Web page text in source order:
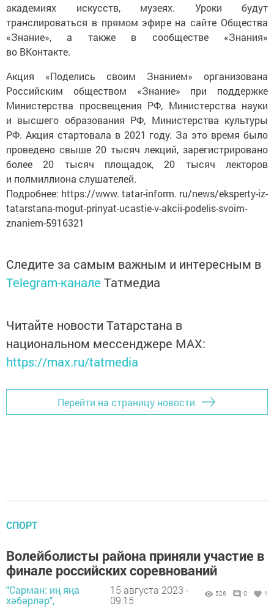
академиях искусств, музеях. Уроки будут
транслироваться в прямом эфире на сайте Общества
«Знание», а также в сообществе «Знания»
во ВКонтакте.
Акция «Поделись своим Знанием» организована
Российским обществом «Знание» при поддержке
Министерства просвещения РФ, Министерства науки
и высшего образования РФ, Министерства культуры
РФ. Акция стартовала в 2021 году. За это время было
проведено свыше 20 тысяч лекций, зарегистрировано
более 20 тысяч площадок, 20 тысяч лекторов
и полмиллиона слушателей.
Подробнее: https://www. tatar-inform. ru/news/eksperty-iz-
tatarstana-mogut-prinyat-ucastie-v-akcii-podelis-svoim-
znaniem-5916321
Следите за самым важным и интересным в
Telegram-канале Татмедиа
Читайте новости Татарстана в
национальном мессенджере MАХ:
https://max.ru/tatmedia
Перейти на страницу новости
СПОРТ
Волейболисты района приняли участие в
финале российских соревнований
"Сарман: иң яңа
хәбәрләр",
15 августа 2023 -
09:15
526 0 1